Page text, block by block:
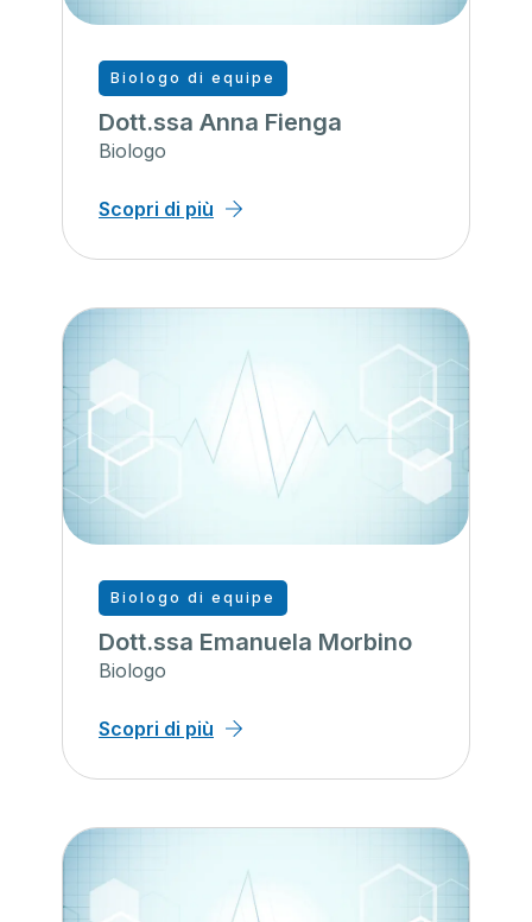
Biologo di equipe
Dott.ssa Anna Fienga
Biologo
Scopri di più
Biologo di equipe
Dott.ssa Emanuela Morbino
Biologo
Scopri di più